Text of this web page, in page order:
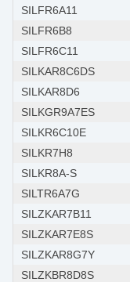
SILFR6A11
SILFR6B8
SILFR6C11
SILKAR8C6DS
SILKAR8D6
SILKGR9A7ES
SILKR6C10E
SILKR7H8
SILKR8A-S
SILTR6A7G
SILZKAR7B11
SILZKAR7E8S
SILZKAR8G7Y
SILZKBR8D8S